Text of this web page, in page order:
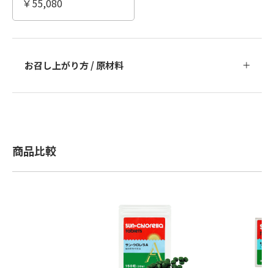
￥55,080
お召し上がり方 / 原材料
商品比較